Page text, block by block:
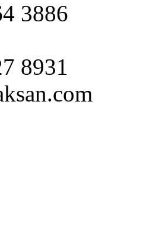
3886
8931